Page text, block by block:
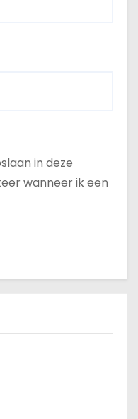
in deze
wanneer ik een